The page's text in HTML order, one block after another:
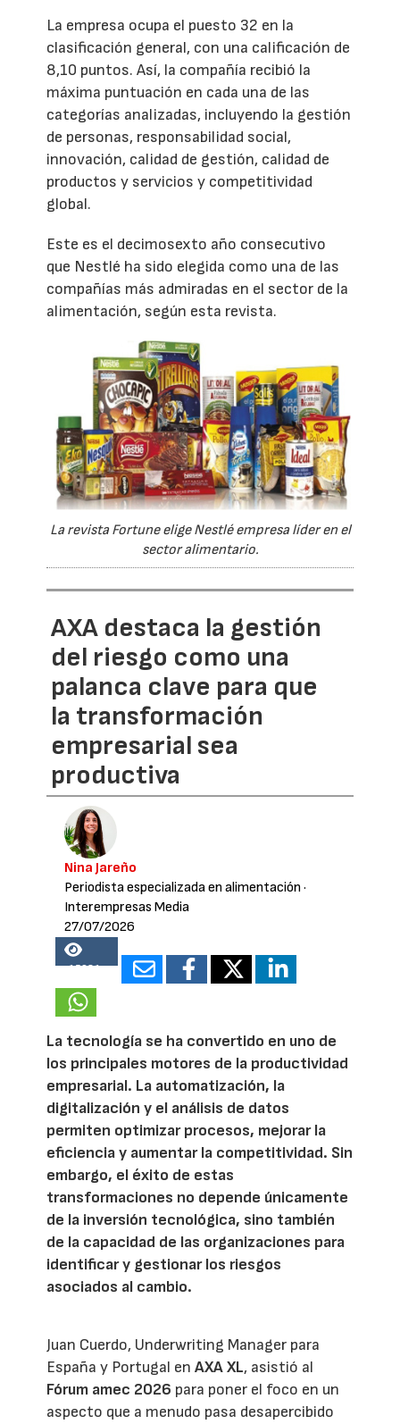
La empresa ocupa el puesto 32 en la
clasificación general, con una calificación de
8,10 puntos. Así, la compañía recibió la
máxima puntuación en cada una de las
categorías analizadas, incluyendo la gestión
de personas, responsabilidad social,
innovación, calidad de gestión, calidad de
productos y servicios y competitividad
global.
Este es el decimosexto año consecutivo
que Nestlé ha sido elegida como una de las
compañías más admiradas en el sector de la
alimentación, según esta revista.
La revista Fortune elige Nestlé empresa líder en el
sector alimentario.
AXA destaca la gestión
del riesgo como una
palanca clave para que
la transformación
empresarial sea
productiva
Nina Jareño
Periodista especializada en alimentación ·
Interempresas Media
27/07/2026
15981
La tecnología se ha convertido en uno de
los principales motores de la productividad
empresarial. La automatización, la
digitalización y el análisis de datos
permiten optimizar procesos, mejorar la
eficiencia y aumentar la competitividad. Sin
embargo, el éxito de estas
transformaciones no depende únicamente
de la inversión tecnológica, sino también
de la capacidad de las organizaciones para
identificar y gestionar los riesgos
asociados al cambio.
Juan Cuerdo, Underwriting Manager para
España y Portugal enAXA XL, asistió al
Fórum amec 2026 para poner el foco en un
aspecto que a menudo pasa desapercibido